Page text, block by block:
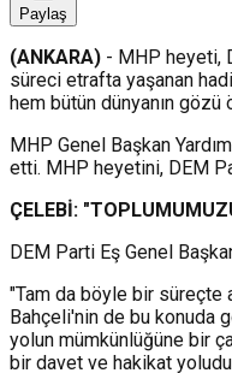
Paylaş
(ANKARA) - MHP heyeti,
süreci etrafta yaşanan
hem bütün dünyanın gözü
MHP Genel Başkan
etti. MHP heyetini, DEM
ÇELEBİ:
DEM Parti Eş Genel
"Tam da böyle bir süreçte
Bahçeli'nin de bu konuda
yolun mümkünlüğüne bir
bir davet ve hakikat